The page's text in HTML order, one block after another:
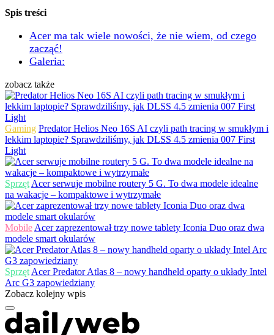
Spis treści
Acer ma tak wiele nowości, że nie wiem, od czego
zacząć!
Galeria:
zobacz także
Gaming Predator Helios Neo 16S AI czyli path tracing w smukłym i
lekkim laptopie? Sprawdziliśmy, jak DLSS 4.5 zmienia 007 First
Light
Sprzęt Acer serwuje mobilne routery 5 G. To dwa modele idealne
na wakacje – kompaktowe i wytrzymałe
Mobile Acer zaprezentował trzy nowe tablety Iconia Duo oraz dwa
modele smart okularów
Sprzęt Acer Predator Atlas 8 – nowy handheld oparty o układy Intel
Arc G3 zapowiedziany
Zobacz kolejny wpis